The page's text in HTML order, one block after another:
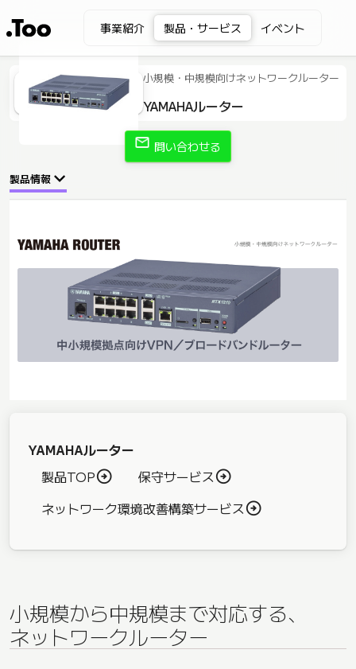
事業紹介 製品・サービス イベント
小規模・中規模向けネットワークルーター
YAMAHAルーター
mail 問い合わせる
製品情報
YAMAHAルーター
製品TOP
保守サービス
ネットワーク環境改善構築サービス
小規模から中規模まで対応する、
ネットワークルーター